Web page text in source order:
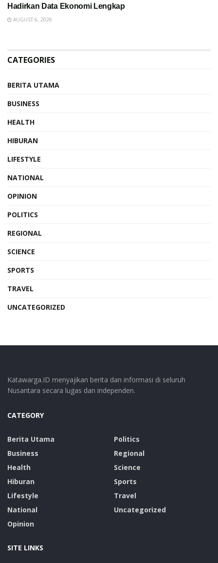
Hadirkan Data Ekonomi Lengkap
AUGUST 6, 2026
CATEGORIES
BERITA UTAMA
BUSINESS
HEALTH
HIBURAN
LIFESTYLE
NATIONAL
OPINION
POLITICS
REGIONAL
SCIENCE
SPORTS
TRAVEL
UNCATEGORIZED
Katawarga.ID menyajikan berita dan informasi di seluruh
Nusantara secara lugas dan independen.
CATEGORY
Berita Utama
Business
Health
Hiburan
Lifestyle
National
Opinion
Politics
Regional
Science
Sports
Travel
Uncategorized
SITE LINKS